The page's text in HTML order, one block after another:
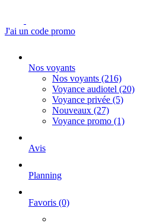
J'ai un code promo
Nos voyants
Nos voyants (216)
Voyance audiotel (20)
Voyance privée (5)
Nouveaux (27)
Voyance promo (1)
Avis
Planning
Favoris (0)